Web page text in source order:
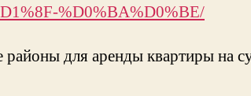
%D0%BA%D0%BE/
для аренды квартиры на